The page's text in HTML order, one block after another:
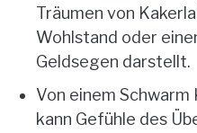
Träumen von
Wohlstand oder
Geldsegen darstellt.
Von einem
kann Gefühle des